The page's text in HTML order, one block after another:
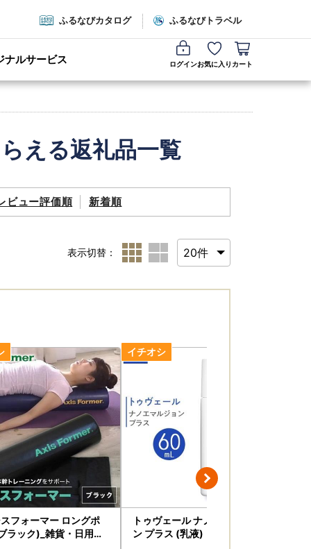
ふるなびカタログ ふるなびトラベル
ナルサービス ログインお気に入り カート
える返礼品一覧
ビュー評価順 新着順
表示切替：
フォーマー ロングポ
ラック)_雑貨・日用品
トゥヴェール ナノエマルジョ
ン プラス (乳液) 60mL_エマ